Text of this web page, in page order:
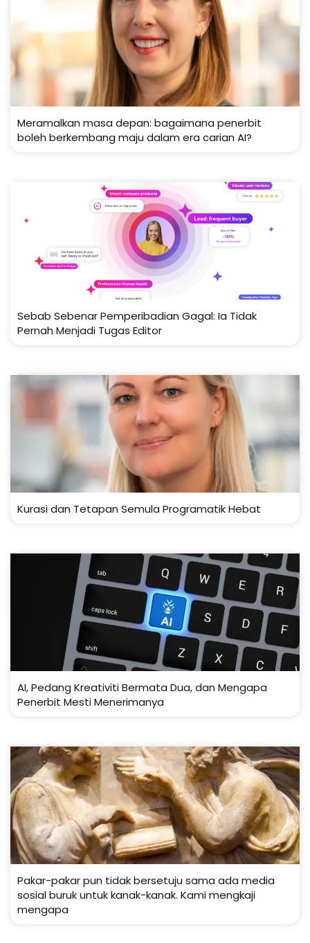
Meramalkan masa depan: bagaimana penerbit
boleh berkembang maju dalam era carian AI?
Sebab Sebenar Pemperibadian Gagal: Ia Tidak
Pernah Menjadi Tugas Editor
Kurasi dan Tetapan Semula Programatik Hebat
AI, Pedang Kreativiti Bermata Dua, dan Mengapa
Penerbit Mesti Menerimanya
Pakar-pakar pun tidak bersetuju sama ada media
sosial buruk untuk kanak-kanak. Kami mengkaji
mengapa